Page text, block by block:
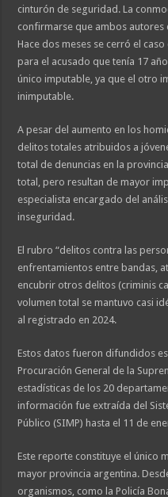
cinturón de seguridad. La
confirmarse que ambos
Hace dos meses se cerró el
para el acusado que tenía 17
único imputable, ya que el otro
inimputable.
A pesar del aumento en los
delitos totales atribuidos a
total de denuncias en la
total, pero resultan de mayor
especialista encargado del
inseguridad.
El rubro “delitos contra las
enfrentamientos entre bandas,
encubrir otros delitos (criminis
volumen total se mantuvo casi
al registrado en 2024.
Estos datos fueron difundidos
Procuración General de la
estadísticas de los 20
información fue extraída del
Público (SIMP) hasta el 11 de
Este reporte constituye el único
mayor provincia argentina.
organismos, como la Policía